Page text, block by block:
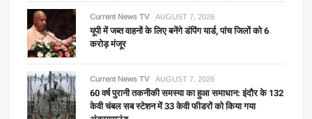
Current News TV AUGUST 7, 2026
यूपी में जब्त वाहनों के लिए बनेंगे डंपिंग यार्ड, पांच जिलों को 6
करोड़ मंजूर
Current News TV AUGUST 7, 2026
60 वर्ष पुरानी तकनीकी समस्या का हुआ समाधान: इंदौर के 132
केवी चंबल सब स्टेशन में 33 केवी फीडरों को किया गया